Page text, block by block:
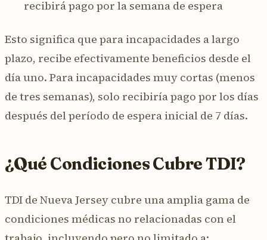
recibirá pago por la semana de espera
Esto significa que para incapacidades a largo
plazo, recibe efectivamente beneficios desde el
día uno. Para incapacidades muy cortas (menos
de tres semanas), solo recibiría pago por los días
después del período de espera inicial de 7 días.
¿Qué Condiciones Cubre TDI?
TDI de Nueva Jersey cubre una amplia gama de
condiciones médicas no relacionadas con el